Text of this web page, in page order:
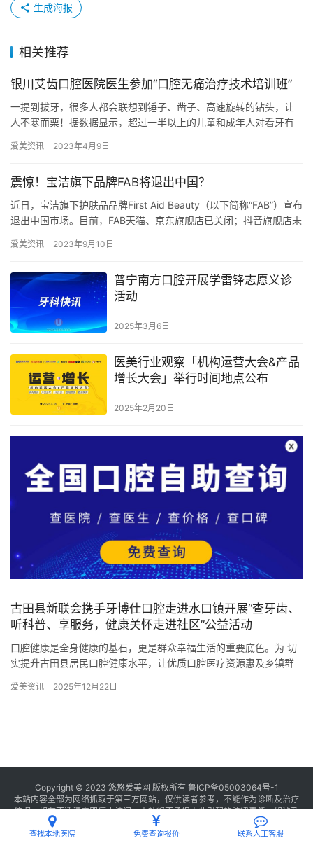
生成海报
相关推荐
银川艾齿口腔医院医生参加“口腔无痛治疗技术培训班”
一提到拔牙，很多人都会联想到锤子、凿子、高速旋转的钻头，让
人不寒而栗！据数据显示，超过一半以上的儿童和成年人对看牙有
展，…
爱美资讯 2023年4月9日
震惊！宝洁旗下品牌FAB将退出中国？
近日，宝洁旗下护肤品品牌First Aid Beauty（以下简称“FAB”）宣布
退出中国市场。目前，FAB天猫、京东旗舰店已关闭；抖音旗舰店未
爱美资讯 2023年9月10日
普宁南方口腔开展学雷锋志愿义诊
活动
2025年3月6日
医美行业观察「机构运营大会&产品
增长大会」举行时间地点公布
2025年2月20日
古田县新联会携手牙博仕口腔走进水口镇开展“查牙齿、
听科普、享服务，健康关怀走进社区”公益活动
口腔健康是全身健康的基石，更是群众幸福生活的重要底色。为 切
实提升古田县居民口腔健康水平，让优质口腔医疗资源惠及乡镇群
水…
爱美资讯 2025年12月22日
Copyright © 2023 悠悠爱美网 版权所有 鲁ICP备05003064号-1
本站内容全部为网络抓取于第三方网站，仅供读者参考，不能作为诊断及治疗
依据，如有不适请立即停止访问，本站将不承担由此引起的法律责任。如涉及
联系我们
查找本地医院 免费查询报价 联系人工客服